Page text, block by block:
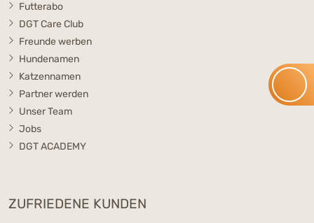
Futterabo
DGT Care Club
Freunde werben
Hundenamen
Katzennamen
Partner werden
Unser Team
Jobs
DGT ACADEMY
ZUFRIEDENE KUNDEN